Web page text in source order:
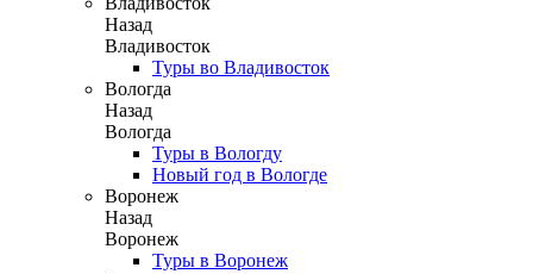
Назад
Владивосток
Туры во Владивосток
Вологда
Назад
Вологда
Туры в Вологду
Новый год в Вологде
Воронеж
Назад
Воронеж
Туры в Воронеж